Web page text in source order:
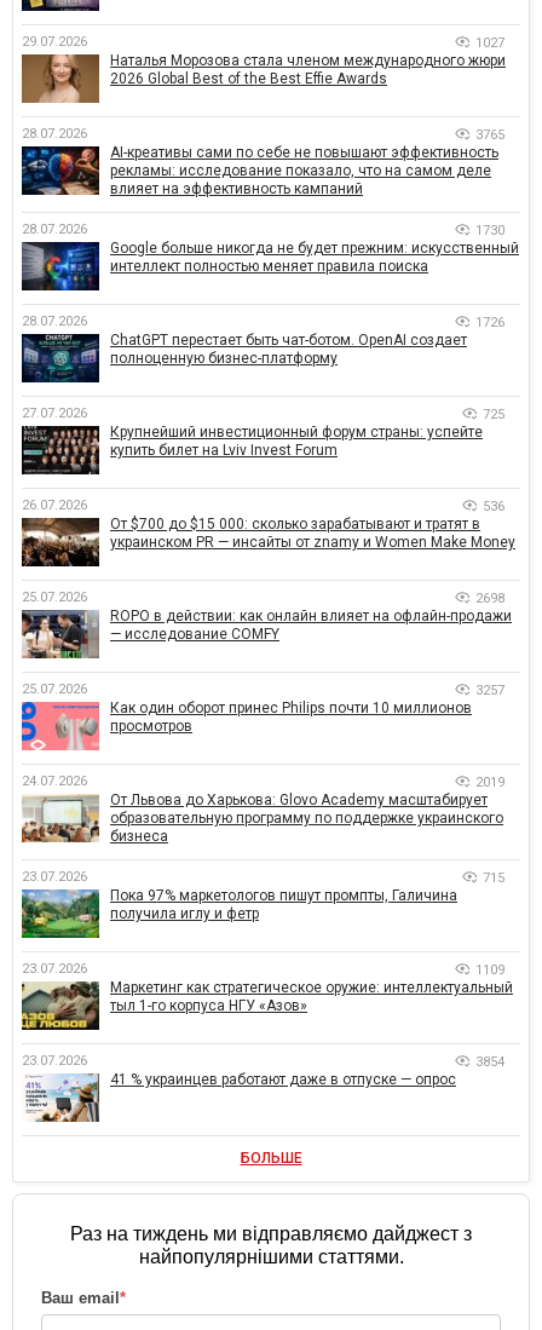
29.07.2026 1027
Наталья Морозова стала членом международного жюри
2026 Global Best of the Best Effie Awards
28.07.2026 3765
AI-креативы сами по себе не повышают эффективность
рекламы: исследование показало, что на самом деле
влияет на эффективность кампаний
28.07.2026 1730
Google больше никогда не будет прежним: искусственный
интеллект полностью меняет правила поиска
28.07.2026 1726
ChatGPT перестает быть чат-ботом. OpenAI создает
полноценную бизнес-платформу
27.07.2026 725
Крупнейший инвестиционный форум страны: успейте
купить билет на Lviv Invest Forum
26.07.2026 536
От $700 до $15 000: сколько зарабатывают и тратят в
украинском PR — инсайты от znamy и Women Make Money
25.07.2026 2698
ROPO в действии: как онлайн влияет на офлайн-продажи
— исследование COMFY
25.07.2026 3257
Как один оборот принес Philips почти 10 миллионов
просмотров
24.07.2026 2019
От Львова до Харькова: Glovo Academy масштабирует
образовательную программу по поддержке украинского
бизнеса
23.07.2026 715
Пока 97% маркетологов пишут промпты, Галичина
получила иглу и фетр
23.07.2026 1109
Маркетинг как стратегическое оружие: интеллектуальный
тыл 1-го корпуса НГУ «Азов»
23.07.2026 3854
41 % украинцев работают даже в отпуске — опрос
БОЛЬШЕ
Раз на тиждень ми відправляємо дайджест з
найпопулярнішими статтями.
Ваш email *